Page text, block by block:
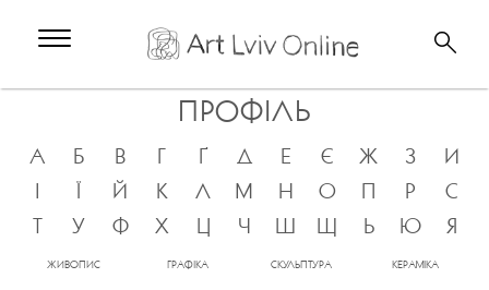
ПРОФІЛЬ
А Б В Г Ґ Д Е Є Ж З
И
І
Ї Й К Л М Н О П Р
С
Т
У Ф Х Ц Ч Ш Щ Ь Ю Я
ЖИВОПИС ГРАФІКА СКУЛЬПТУРА КЕРАМІКА